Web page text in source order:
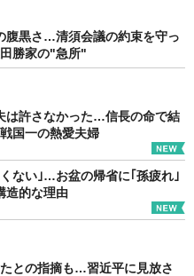
腹黒さ…清須会議の約束を守っ
勝家の"急所"
は許さなかった…信長の命で結
国一の熱愛夫婦
ない｣…お盆の帰省に｢孫疲れ｣
造的な理由
との指摘も…習近平に見放さ